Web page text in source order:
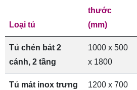
Loại tủ
thước
(mm)
Tủ chén bát 2
cánh, 2 tầng
1000 x 500
x 1800
Tủ mát inox trưng
1200 x 700